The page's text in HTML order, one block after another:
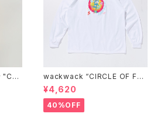
"CO
st
wackwack “CIRCLE OF FRI
ENDS” L/S TEE
¥4,620
40%OFF